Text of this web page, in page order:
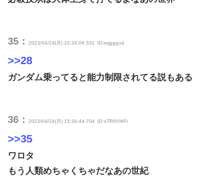
35： 2023/04/24(月) 15:34:06.531 ID:irsjgggud
>>28
ガンダム乗ってると能力制限されてる説もある
36： 2023/04/24(月) 15:34:44.704 ID:oTR9Vf6Fr
>>35
ワロタ
もう人類めちゃくちゃだなあの世紀